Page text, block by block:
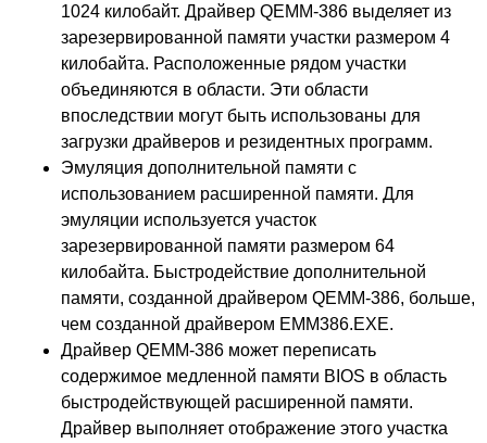
1024 килобайт. Драйвер QEMM-386 выделяет из
зарезервированной памяти участки размером 4
килобайта. Расположенные рядом участки
объединяются в области. Эти области
впоследствии могут быть использованы для
загрузки драйверов и резидентных программ.
Эмуляция дополнительной памяти с
использованием расширенной памяти. Для
эмуляции используется участок
зарезервированной памяти размером 64
килобайта. Быстродействие дополнительной
памяти, созданной драйвером QEMM-386, больше,
чем созданной драйвером EMM386.EXE.
Драйвер QEMM-386 может переписать
содержимое медленной памяти BIOS в область
быстродействующей расширенной памяти.
Драйвер выполняет отображение этого участка